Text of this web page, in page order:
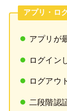
アプリ・ロ
アプリが
ログイン
ログアウ
二段階認